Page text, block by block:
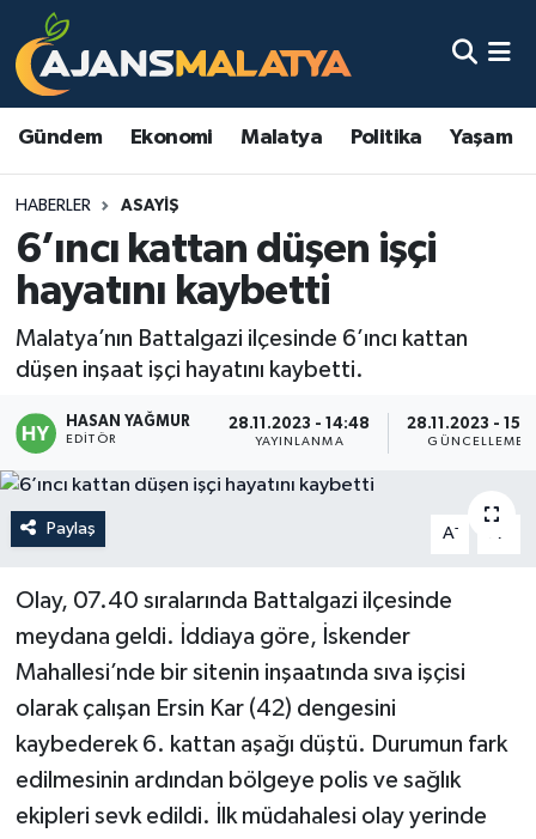
Gündem Ekonomi Malatya Politika Yaşam
HABERLER ASAYIŞ
6’ıncı kattan düşen işçi
hayatını kaybetti
Malatya’nın Battalgazi ilçesinde 6’ıncı kattan
düşen inşaat işçi hayatını kaybetti.
HASAN YAĞMUR
EDITÖR
28.11.2023 - 14:48
YAYINLANMA
28.11.2023 -
GÜNCELLEME
Paylaş A- A
Olay, 07.40 sıralarında Battalgazi ilçesinde
meydana geldi. İddiaya göre, İskender
Mahallesi’nde bir sitenin inşaatında sıva işçisi
olarak çalışan Ersin Kar (42) dengesini
kaybederek 6. kattan aşağı düştü. Durumun fark
edilmesinin ardından bölgeye polis ve sağlık
ekipleri sevk edildi. İlk müdahalesi olay yerinde
Asayiş
Eğitim
Ekonomi
Gündem
Magazin
Sağlık
Spor
Yaşam
Malatya Nöbetçi Eczaneler
Malatya Namaz Vakitleri
Malatya Trafik Yoğunluk Haritası
TFF 3.Lig 2.Grup Puan Durumu ve Fikstür
Haber Arşivi